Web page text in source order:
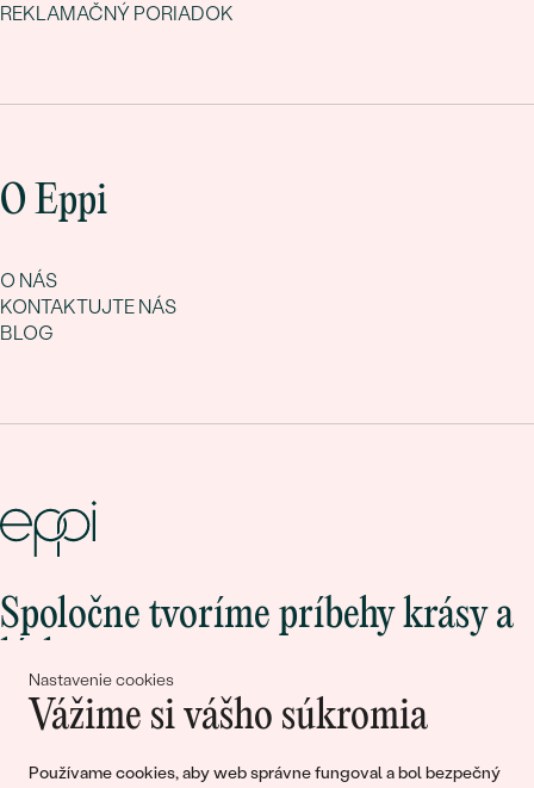
Nastavenie cookies
Vážime si vášho súkromia
Používame cookies, aby web správne fungoval a bol bezpečný
REKLAMAČNÝ PORIADOK
O Eppi
O NÁS
KONTAKTUJTE NÁS
BLOG
Spoločne tvoríme príbehy krásy a
Pripojte sa k nám!